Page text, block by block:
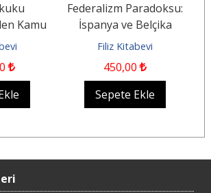
Kamu
Federalizm Paradoksu:
İspanya ve Belçika
Üzerine Karşılaştırmalı
Filiz Kitabevi
450,00
Sepete Ekle